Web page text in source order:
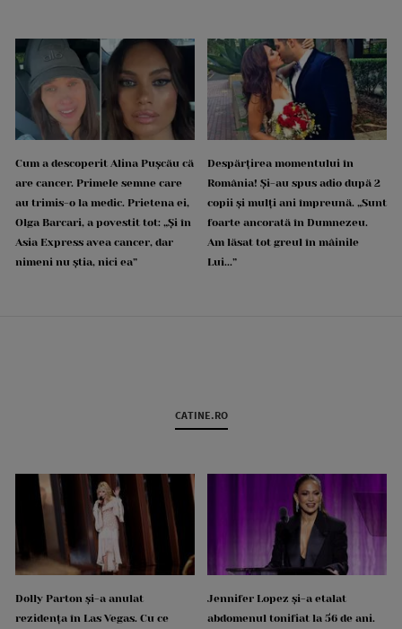
Cum a descoperit Alina Pușcău că
are cancer. Primele semne care
au trimis-o la medic. Prietena ei,
Olga Barcari, a povestit tot: „Și în
Asia Express avea cancer, dar
nimeni nu știa, nici ea”
Despărțirea momentului în
România! Și-au spus adio după 2
copii și mulți ani împreună. „Sunt
foarte ancorată în Dumnezeu.
Am lăsat tot greul în mâinile
Lui...”
CATINE.RO
Dolly Parton și-a anulat
rezidența în Las Vegas. Cu ce
Jennifer Lopez și-a etalat
abdomenul tonifiat la 56 de ani.